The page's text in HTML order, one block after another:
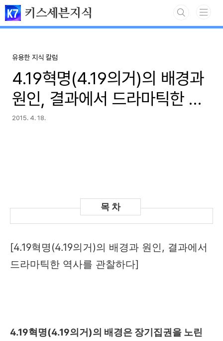
본문 바로가기
키스세븐지식
유용한 지식 칼럼
4.19혁명(4.19의거)의 배경과
원인, 결과에서 드라마틱한 역
사를 관찰하다
2015. 4. 18.
[4.19혁명(4.19의거)의 배경과 원인, 결과에서
드라마틱한 역사를 관찰하다]
4.19혁명(4.19의거)의 배경은 장기집권을 노린